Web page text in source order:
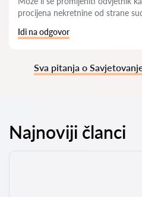
procijena nekretnine od strane
Idi na odgovor
Sva pitanja o
Najnoviji članci